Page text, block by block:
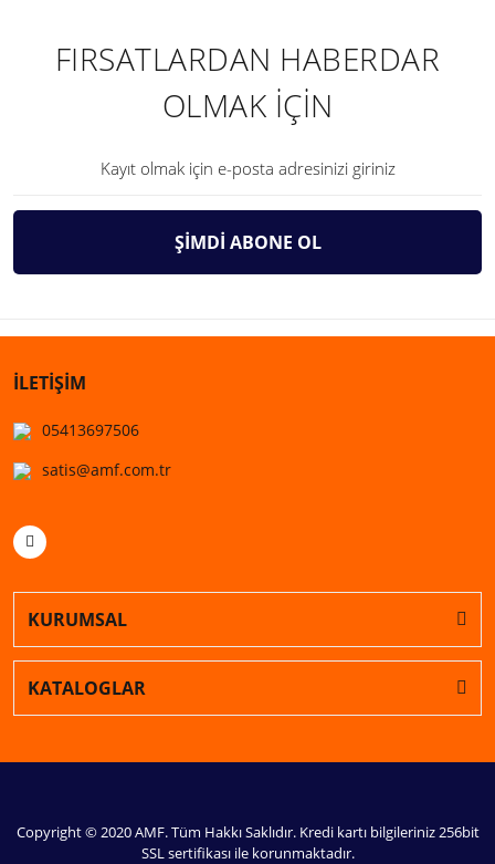
FIRSATLARDAN HABERDAR
OLMAK İÇİN
ŞİMDİ ABONE OL
İLETİŞİM
05413697506
satis@amf.com.tr
KURUMSAL
KATALOGLAR
Copyright © 2020 AMF. Tüm Hakkı Saklıdır. Kredi kartı bilgileriniz 256bit
SSL sertifikası ile korunmaktadır.